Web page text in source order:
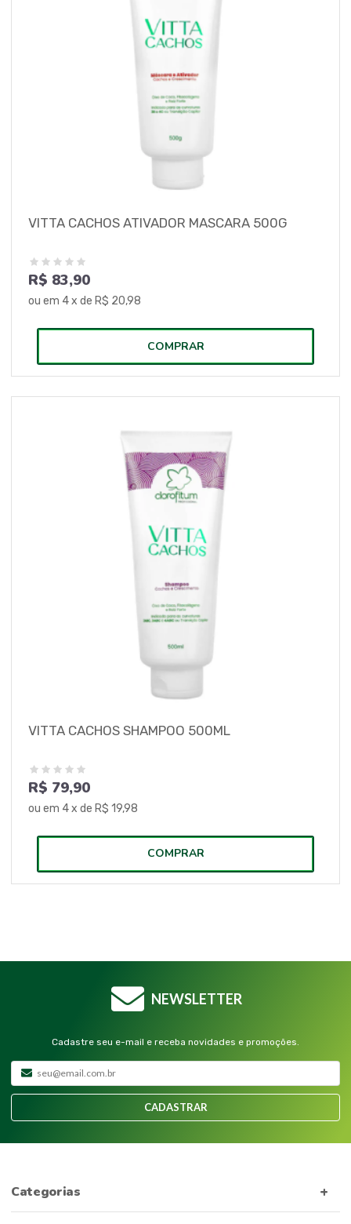
VITTA CACHOS ATIVADOR MASCARA 500G
R$ 83,90
ou em 4x de R$ 20,98
COMPRAR
VITTA CACHOS SHAMPOO 500ML
R$ 79,90
ou em 4x de R$ 19,98
COMPRAR
NEWSLETTER
Cadastre seu e-mail e receba novidades e promoções.
CADASTRAR
Categorias